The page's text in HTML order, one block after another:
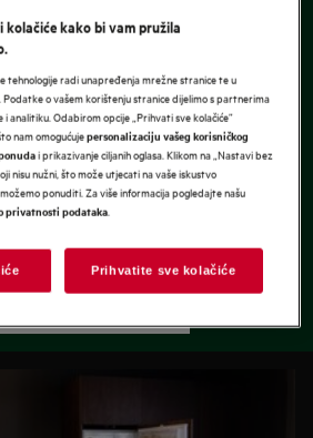
hladnjaci sa zamrzivačem
unutrašnjošću od
sučeljem koje vas svojim
energetski učinkovitijih postavki,
namirnica.*
kako bi vam pružila
tehnologije radi unapređenja mrežne stranice te u
o vašem korištenju stranice dijelimo s partnerima
analitiku. Odabirom opcije „Prihvati sve kolačiće”
nam omogućujepersonalizaciju vašeg korisničkog
i prikazivanje ciljanih oglasa. Klikom na „Nastavi bez
nisu nužni, što može utjecati na vaše iskustvo
ponuditi. Za više informacija pogledajte našu
privatnosti podataka.
Prihvatite sve kolačiće